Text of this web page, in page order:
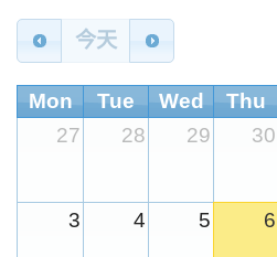
今天
Mon Tue Wed Thu
27
28 29 30
3 4 5 6